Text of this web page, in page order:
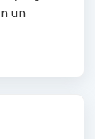
un